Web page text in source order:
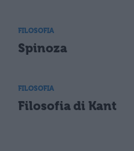
FILOSOFIA
Spinoza
FILOSOFIA
Filosofia di Kant